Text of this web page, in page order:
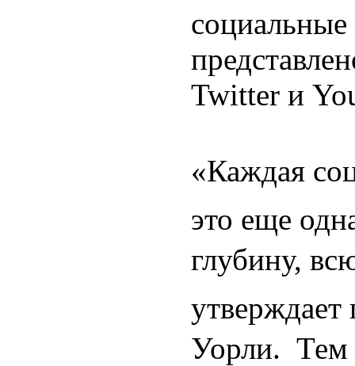
социальные
Twitter и
«Каждая
это еще
глубину,
утверждает
Уорли. 